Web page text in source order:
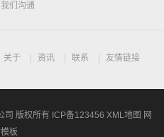
们沟通
关于 资讯 联系 友情链接
司 版权所有 ICP备123456 XML地图 网
板